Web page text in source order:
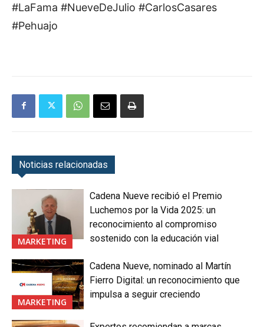
#LaFama #NueveDeJulio #CarlosCasares
#Pehuajo
Noticias relacionadas
MARKETING
Cadena Nueve recibió el Premio
Luchemos por la Vida 2025: un
reconocimiento al compromiso
sostenido con la educación vial
MARKETING
Cadena Nueve, nominado al Martín
Fierro Digital: un reconocimiento que
impulsa a seguir creciendo